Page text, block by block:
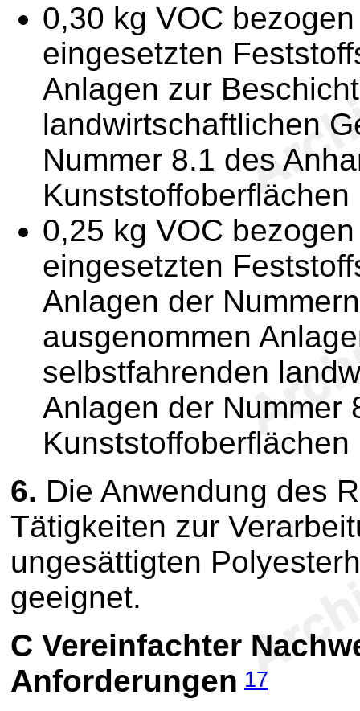
0,30 kg VOC
eingesetzten
Anlagen zur
landwirtschaftlichen
Nummer 8.1 des
0,25 kg VOC
eingesetzten
Anlagen der
ausgenommen
selbstfahrenden
Anlagen der Nummer
6. Die Anwendung des
Tätigkeiten zur
ungesättigten
geeignet.
C Vereinfachter
Anforderungen 17